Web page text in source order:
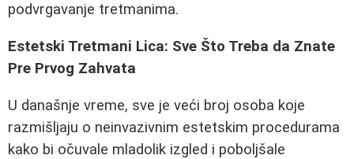
podvrgavanje tretmanima.
Estetski Tretmani Lica: Sve Što Treba da Znate
Pre Prvog Zahvata
U današnje vreme, sve je veći broj osoba koje
razmišljaju o neinvazivnim estetskim procedurama
kako bi očuvale mladolik izgled i poboljšale